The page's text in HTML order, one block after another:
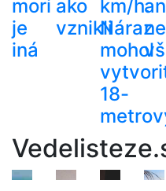
mori
je
iná
ako
vznikli
km/h.
Náraz
mohol
18-